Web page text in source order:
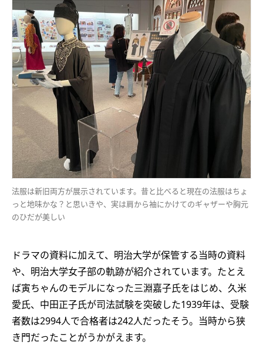
法服は新旧両方が展示されています。昔と比べると現在の法服はちょ
っと地味かな？と思いきや、実は肩から袖にかけてのギャザーや胸元
のひだが美しい
ドラマの資料に加えて、明治大学が保管する当時の資料
や、明治大学女子部の軌跡が紹介されています。たとえ
ば寅ちゃんのモデルになった三淵嘉子氏をはじめ、久米
愛氏、中田正子氏が司法試験を突破した1939年は、受験
者数は2994人で合格者は242人だったそう。当時から狭
き門だったことがうかがえます。